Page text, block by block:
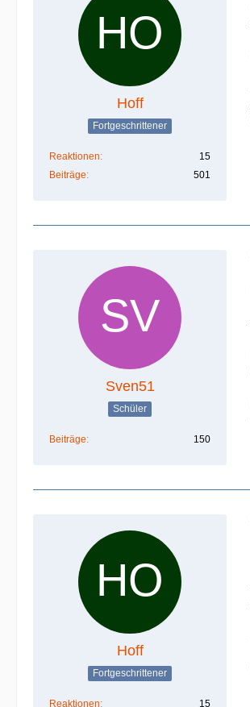
Hoff
Fortgeschrittener
Reaktionen
15
Beiträge
501
Sven51
Schüler
Beiträge 150
Hoff
Fortgeschrittener
Reaktionen 15